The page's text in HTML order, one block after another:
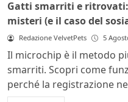
Gatti smarriti e
misteri (e il caso del
Redazione VelvetPets 5
Il microchip è il metodo
smarriti. Scopri come
perché la registrazione